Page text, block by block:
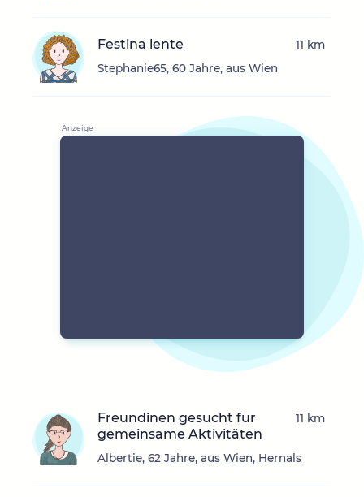
Festina lente
Stephanie65, 60 Jahre, aus Wien
11 km
Freundinen gesucht fur
gemeinsame Aktivitäten
Albertie, 62 Jahre, aus Wien, Hernals
11 km